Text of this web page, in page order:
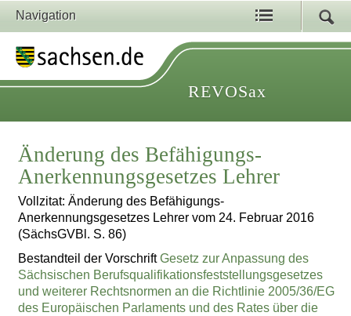
Navigation
REVOSax
Änderung des Befähigungs-
Anerkennungsgesetzes Lehrer
Vollzitat: Änderung des Befähigungs-
Anerkennungsgesetzes Lehrer vom 24. Februar 2016
(SächsGVBl. S. 86)
Bestandteil der VorschriftGesetz zur Anpassung des
Sächsischen Berufsqualifikationsfeststellungsgesetzes
und weiterer Rechtsnormen an die Richtlinie 2005/36/EG
des Europäischen Parlaments und des Rates über die